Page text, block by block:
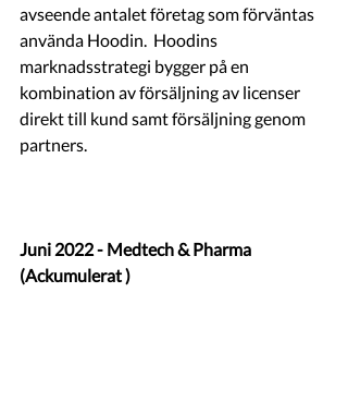
avseende antalet företag som förväntas
använda Hoodin.  Hoodins
marknadsstrategi bygger på en
kombination av försäljning av licenser
direkt till kund samt försäljning genom
partners.
Juni 2022 - Medtech & Pharma
(Ackumulerat )